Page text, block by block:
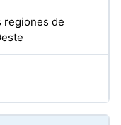
regiones de